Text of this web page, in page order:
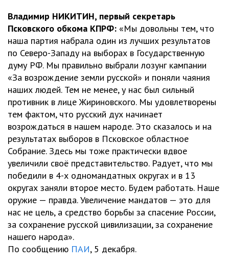
Владимир НИКИТИН, первый секретарь
Псковского обкома КПРФ: «Мы довольны тем, что
наша партия набрала один из лучших результатов
по Северо-Западу на выборах в Государственную
думу РФ. Мы правильно выбрали лозунг кампании
«За возрождение земли русской» и поняли чаяния
наших людей. Тем не менее, у нас был сильный
противник в лице Жириновского. Мы удовлетворены
тем фактом, что русский дух начинает
возрождаться в нашем народе. Это сказалось и на
результатах выборов в Псковское областное
Собрание. Здесь мы тоже практически вдвое
увеличили своё представительство. Радует, что мы
победили в 4-х одномандатных округах и в 13
округах заняли второе место. Будем работать. Наше
оружие — правда. Увеличение мандатов — это для
нас не цель, а средство борьбы за спасение России,
за сохранение русской цивилизации, за сохранение
нашего народа».
По сообщению ПАИ, 5 декабря.